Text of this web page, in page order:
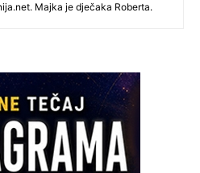
Majka je dječaka Roberta.